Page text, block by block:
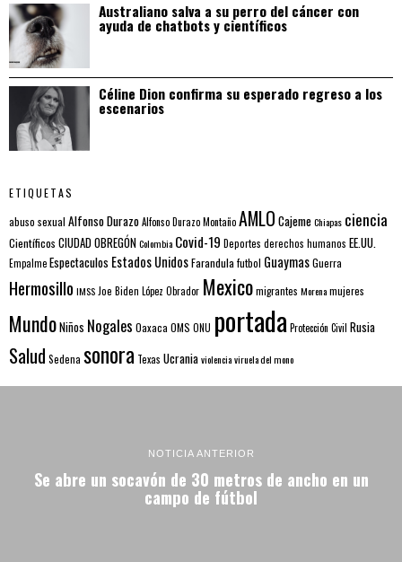
Australiano salva a su perro del cáncer con
ayuda de chatbots y científicos
Céline Dion confirma su esperado regreso a los
escenarios
ETIQUETAS
abuso sexual Alfonso DurazoAlfonso Durazo MontañoAMLO CajemeChiapas ciencia
Científicos CIUDAD OBREGÓNColombia Covid-19 Deportes derechos humanos EE.UU.
EmpalmeEspectaculos Estados UnidosFarandulafutbol GuaymasGuerra
Hermosillo IMSS Joe Biden López Obrador Mexicomigrantes Morenamujeres
MundoNiños Nogales Oaxaca OMS ONU portada Protección Civil Rusia
Salud Sedena sonora Texas Ucraniaviolenciaviruela del mono
NOTICIA ANTERIOR
Se abre un socavón de 30 metros de ancho en un
campo de fútbol